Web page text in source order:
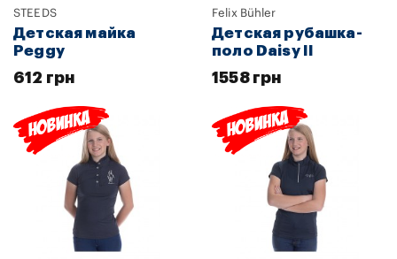
STEEDS
Детская майка
Peggy
612 грн
Felix Bühler
Детская рубашка-
поло Daisy II
1558 грн